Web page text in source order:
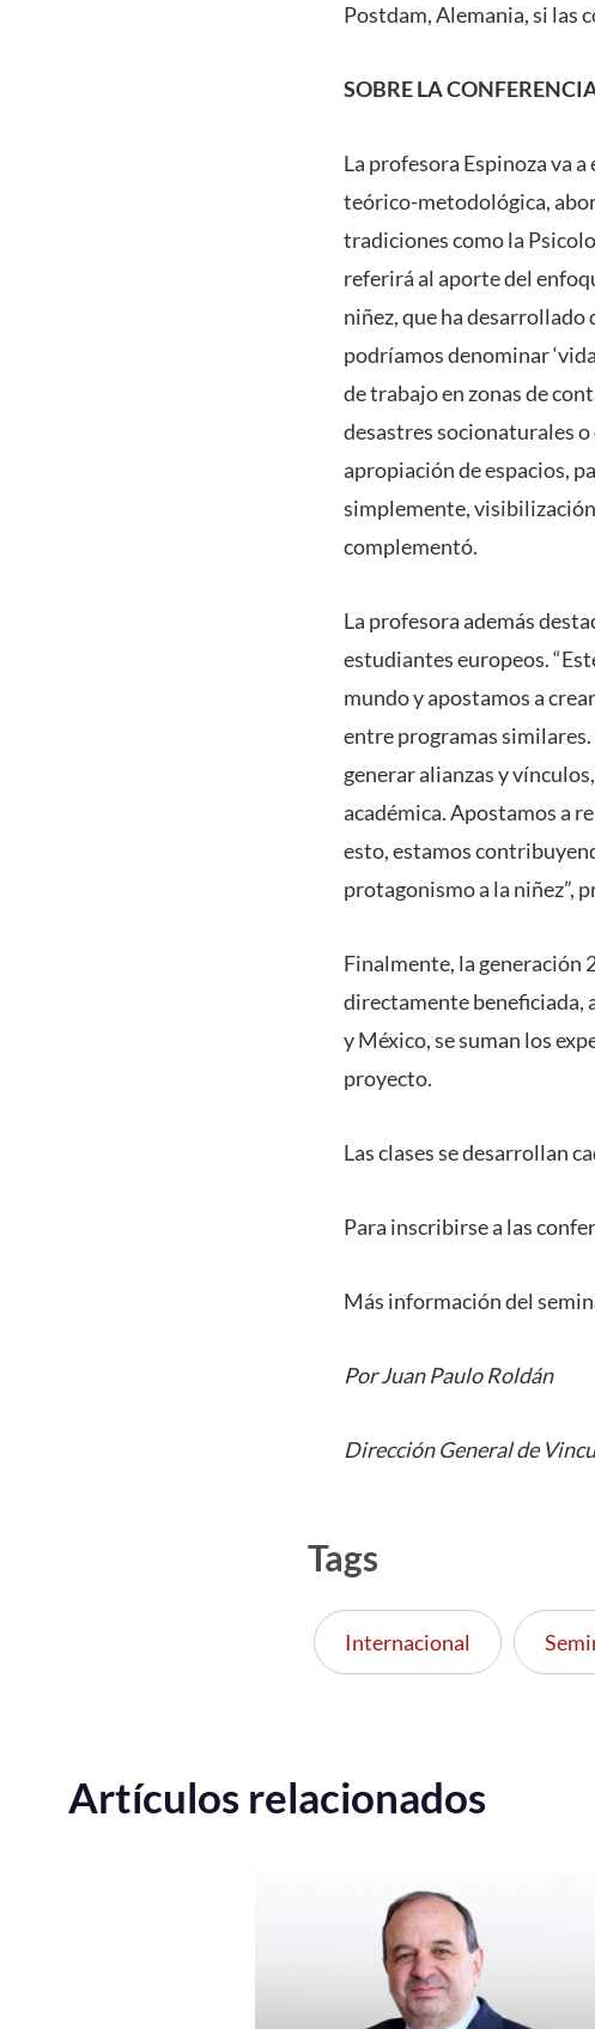
Postdam, Alemania, si las
SOBRE LA
La profesora Espinoza va
teórico-metodológica,
tradiciones como la
referirá al aporte del
niñez, que ha
podríamos denominar
de trabajo en zonas de
desastres socionaturales o
apropiación de espacios,
simplemente,
complementó.
La profesora además
estudiantes europeos.
mundo y apostamos a
entre programas
generar alianzas y
académica. Apostamos a
esto, estamos
protagonismo a la niñez”,
Finalmente, la generación
directamente beneficiada,
y México, se suman los
proyecto.
Las clases se desarrollan
Para inscribirse a las
Más información del
Por Juan Paulo Roldán
Dirección General de
Tags
Internacional
Artículos relacionados